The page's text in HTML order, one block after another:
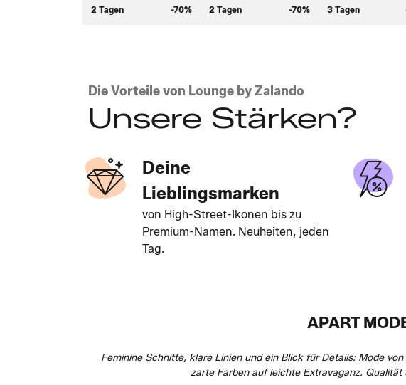
2 Tagen -70% 2 Tagen -70% 3 Tagen
Die Vorteile von Lounge by Zalando
Unsere Stärken?
Deine
Lieblingsmarken
von High-Street-Ikonen bis zu
Premium-Namen. Neuheiten, jeden
Tag.
APART
Feminine Schnitte, klare Linien und ein Blick für Details: Mode
zarte Farben auf leichte Extravaganz.